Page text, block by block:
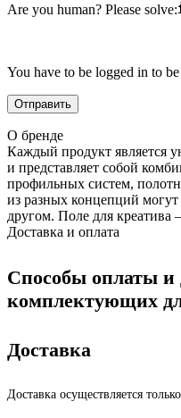
Are you human? Please solve:
You have to be logged in to
О бренде
Каждый продукт является
и представляет собой
профильных систем,
из разных концепций
другом. Поле для креатива
Доставка и оплата
Способы оплаты и
комплектующих
Доставка
Доставка осуществляется